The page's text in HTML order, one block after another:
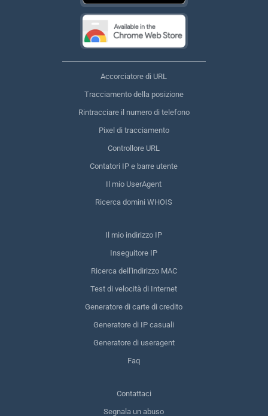
Accorciatore di URL
Tracciamento della posizione
Rintracciare il numero di telefono
Pixel di tracciamento
Controllore URL
Contatori IP e barre utente
Il mio UserAgent
Ricerca domini WHOIS
Il mio indirizzo IP
Inseguitore IP
Ricerca dell'indirizzo MAC
Test di velocità di Internet
Generatore di carte di credito
Generatore di IP casuali
Generatore di useragent
Faq
Contattaci
Segnala un abuso